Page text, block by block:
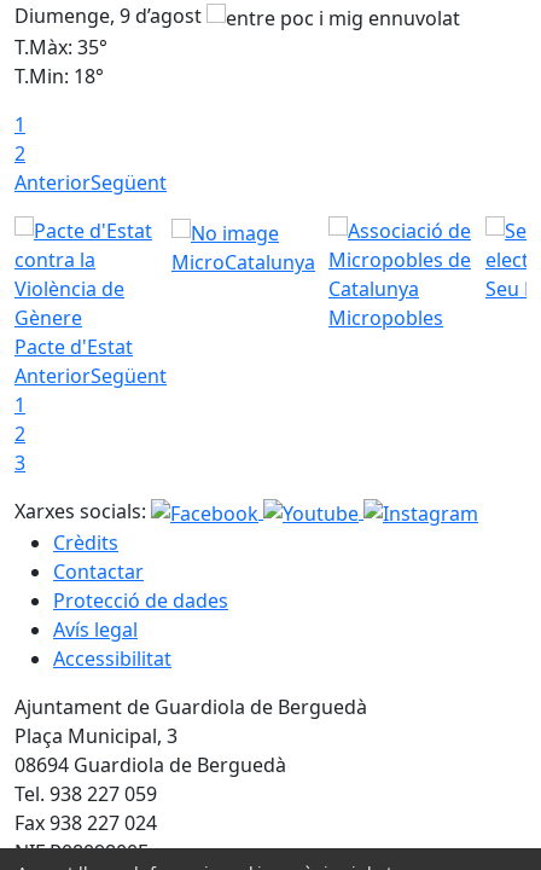
Diumenge, 9 d’agost
T.Màx: 35°
T.Min: 18°
1
2
AnteriorSegüent
Pacte d'Estat
MicroCatalunya
Micropobles
Seu
AnteriorSegüent
1
2
3
Xarxes socials:
Crèdits
Contactar
Protecció de dades
Avís legal
Accessibilitat
Ajuntament de Guardiola de Berguedà
Plaça Municipal, 3
08694 Guardiola de Berguedà
Tel. 938 227 059
Fax 938 227 024
NIF P0809800F